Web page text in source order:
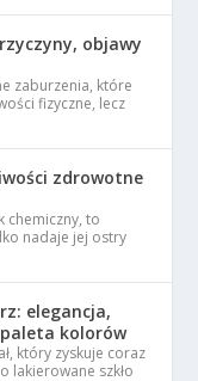
objawy
zaburzenia, które
fizyczne, lecz
zdrowotne
chemiczny, to
nadaje jej ostry
elegancja,
kolorów
który zyskuje coraz
lakierowane szkło